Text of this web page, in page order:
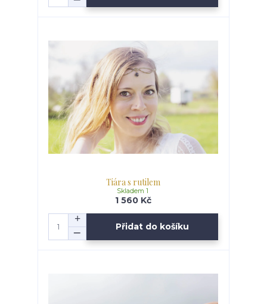
Tiára s rutilem
1 560 Kč
Skladem 1
Přidat do košíku